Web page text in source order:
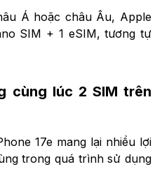
Á hoặc châu Âu, Apple
SIM + 1 eSIM, tương tự
cùng lúc 2 SIM trên
17e mang lại nhiều lợi
trong quá trình sử dụng